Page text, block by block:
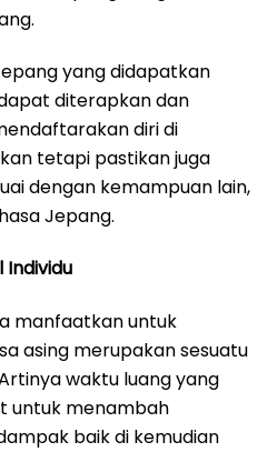
yang didapatkan
diterapkan dan
diri di
tetapi pastikan juga
dengan kemampuan lain,
Jepang.
Individu
manfaatkan untuk
asing merupakan sesuatu
waktu luang yang
untuk menambah
baik di kemudian